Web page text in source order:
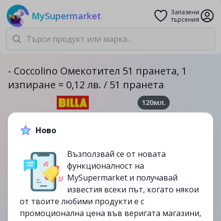
MySupermarket
Запазени
търсения
- Coccolino Омекотител 51 пранета, 1
изпиране = 0,12 лв. / 51 пранета
120мл.
6.49лв.
изтекла
Ново
Възползвай се от новата
функционалност на
MySupermarket и получавай
известия всеки път, когато някои
от твоите любими продукти е с
промоционална цена във веригата магазини,